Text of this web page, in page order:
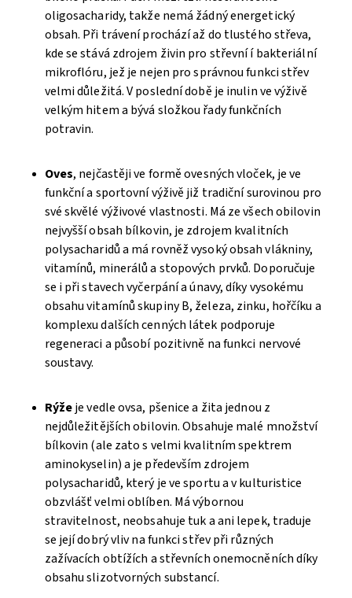
oligosacharidy, takže nemá žádný energetický
obsah. Při trávení prochází až do tlustého střeva,
kde se stává zdrojem živin pro střevní í bakteriální
mikroflóru, jež je nejen pro správnou funkci střev
velmi důležitá. V poslední době je inulin ve výživě
velkým hitem a bývá složkou řady funkčních
potravin.
Oves, nejčastěji ve formě ovesných vloček, je ve
funkční a sportovní výživě již tradiční surovinou pro
své skvělé výživové vlastnosti. Má ze všech obilovin
nejvyšší obsah bílkovin, je zdrojem kvalitních
polysacharidů a má rovněž vysoký obsah vlákniny,
vitamínů, minerálů a stopových prvků. Doporučuje
se i při stavech vyčerpání a únavy, díky vysokému
obsahu vitamínů skupiny B, železa, zinku, hořčíku a
komplexu dalších cenných látek podporuje
regeneraci a působí pozitivně na funkci nervové
soustavy.
Rýžeje vedle ovsa, pšenice a žita jednou z
nejdůležitějších obilovin. Obsahuje malé množství
bílkovin (ale zato s velmi kvalitním spektrem
aminokyselin) a je především zdrojem
polysacharidů, který je ve sportu a v kulturistice
obzvlášť velmi oblíben. Má výbornou
stravitelnost, neobsahuje tuk a ani lepek, traduje
se její dobrý vliv na funkci střev při různých
zažívacích obtížích a střevních onemocněních díky
obsahu slizotvorných substancí.